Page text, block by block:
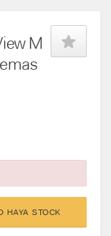
M
HAYA STOCK